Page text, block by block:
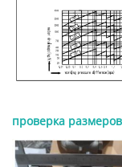
проверка размеров